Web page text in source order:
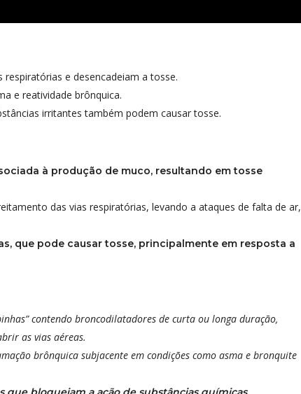
e desencadeiam a tosse.
e reatividade brônquica.
irritantes também podem causar tosse.
à produção de muco, resultando em tosse
das vias respiratórias, levando a ataques de falta de ar,
que pode causar tosse, principalmente em resposta a
contendo broncodilatadores de curta ou longa duração,
as vias aéreas.
brônquica subjacente em condições como asma e bronquite